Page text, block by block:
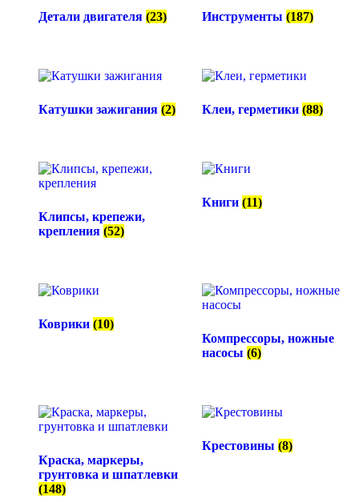
Детали двигателя (23) Инструменты (187)
Катушки зажигания (2) Клеи, герметики (88)
Клипсы, крепежи,
крепления (52)
Книги (11)
Коврики (10)
Компрессоры, ножные
насосы (6)
Краска, маркеры,
грунтовка и шпатлевки
(148)
Крестовины (8)